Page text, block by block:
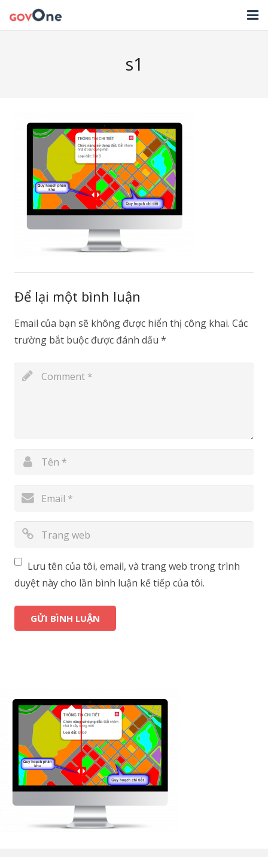
HỖ TRỢ
TẢI ỨNG DỤNG
LIÊN HỆ
NHẬT KÝ CẬP NHẬT PHẦN MỀM
s1
Để lại một bình luận
Email của bạn sẽ không được hiển thị công khai. Các
trường bắt buộc được đánh dấu *
Lưu tên của tôi, email, và trang web trong trình
duyệt này cho lần bình luận kế tiếp của tôi.